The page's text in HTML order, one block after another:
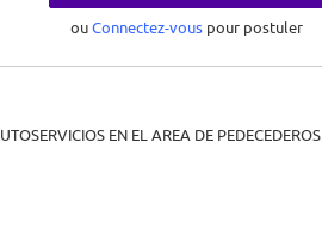
ouConnectez-vous pour postuler
EN EL AREA DE PEDECEDEROS.